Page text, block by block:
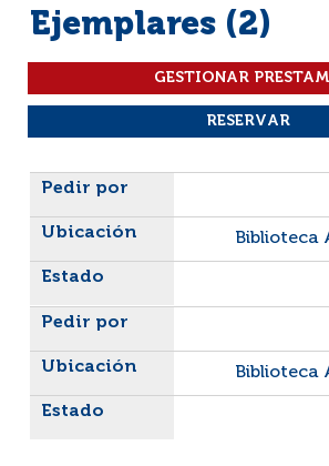
Ejemplares (2)
Liste des exemplaires
Biblioteca
Biblioteca